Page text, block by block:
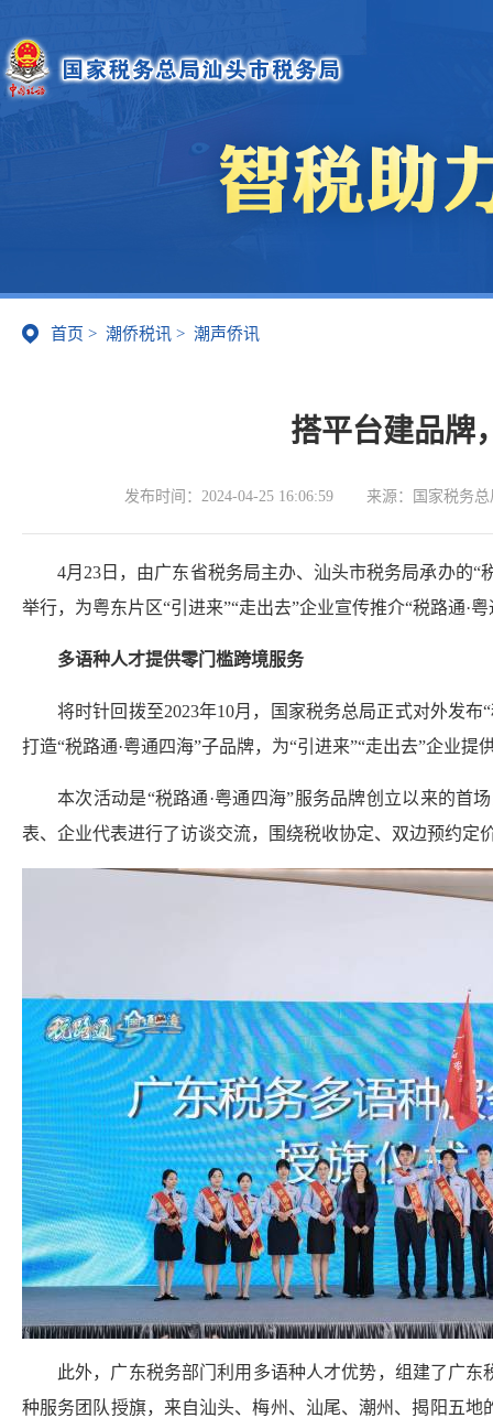
首页 > 潮侨税讯 > 潮声侨讯
搭平台建品牌
发布时间： 2024-04-25 16:06:59 来源： 国家税务
4月23日，由广东省税务局主办、汕头市税务局承办的
举行，为粤东片区“引进来”“走出去”企业宣传推介“税路通·
多语种人才提供零门槛跨境服务
将时针回拨至2023年10月，国家税务总局正式对外发
打造“税路通·粤通四海”子品牌，为“引进来”“走出去”企业
本次活动是“税路通·粤通四海”服务品牌创立以来的首
表、企业代表进行了访谈交流，围绕税收协定、双边预约
此外，广东税务部门利用多语种人才优势，组建了广
种服务团队授旗，来自汕头、梅州、汕尾、潮州、揭阳五